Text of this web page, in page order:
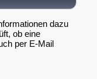
dazu
ob eine
per E-Mail